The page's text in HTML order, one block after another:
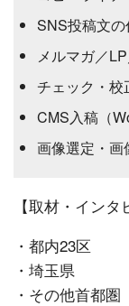
SNS投稿文
メルマガ／
チェック・校
CMS入稿（
画像選定・画
【取材・イン
・都内23区
・埼玉県
・その他首都圏